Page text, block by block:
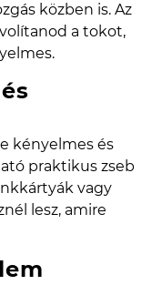
közben is. Az
a tokot,
kényelmes és
praktikus zseb
vagy
lesz, amire